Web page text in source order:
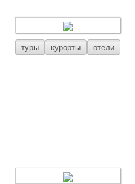
туры курорты отели